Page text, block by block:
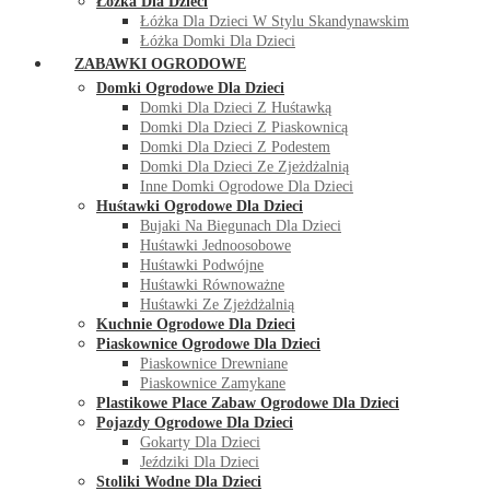
Łóżka Dla Dzieci W Stylu Skandynawskim
Łóżka Domki Dla Dzieci
ZABAWKI OGRODOWE
Domki Ogrodowe Dla Dzieci
Domki Dla Dzieci Z Huśtawką
Domki Dla Dzieci Z Piaskownicą
Domki Dla Dzieci Z Podestem
Domki Dla Dzieci Ze Zjeżdżalnią
Inne Domki Ogrodowe Dla Dzieci
Huśtawki Ogrodowe Dla Dzieci
Bujaki Na Biegunach Dla Dzieci
Huśtawki Jednoosobowe
Huśtawki Podwójne
Huśtawki Równoważne
Huśtawki Ze Zjeżdżalnią
Kuchnie Ogrodowe Dla Dzieci
Piaskownice Ogrodowe Dla Dzieci
Piaskownice Drewniane
Piaskownice Zamykane
Plastikowe Place Zabaw Ogrodowe Dla Dzieci
Pojazdy Ogrodowe Dla Dzieci
Gokarty Dla Dzieci
Jeździki Dla Dzieci
Stoliki Wodne Dla Dzieci